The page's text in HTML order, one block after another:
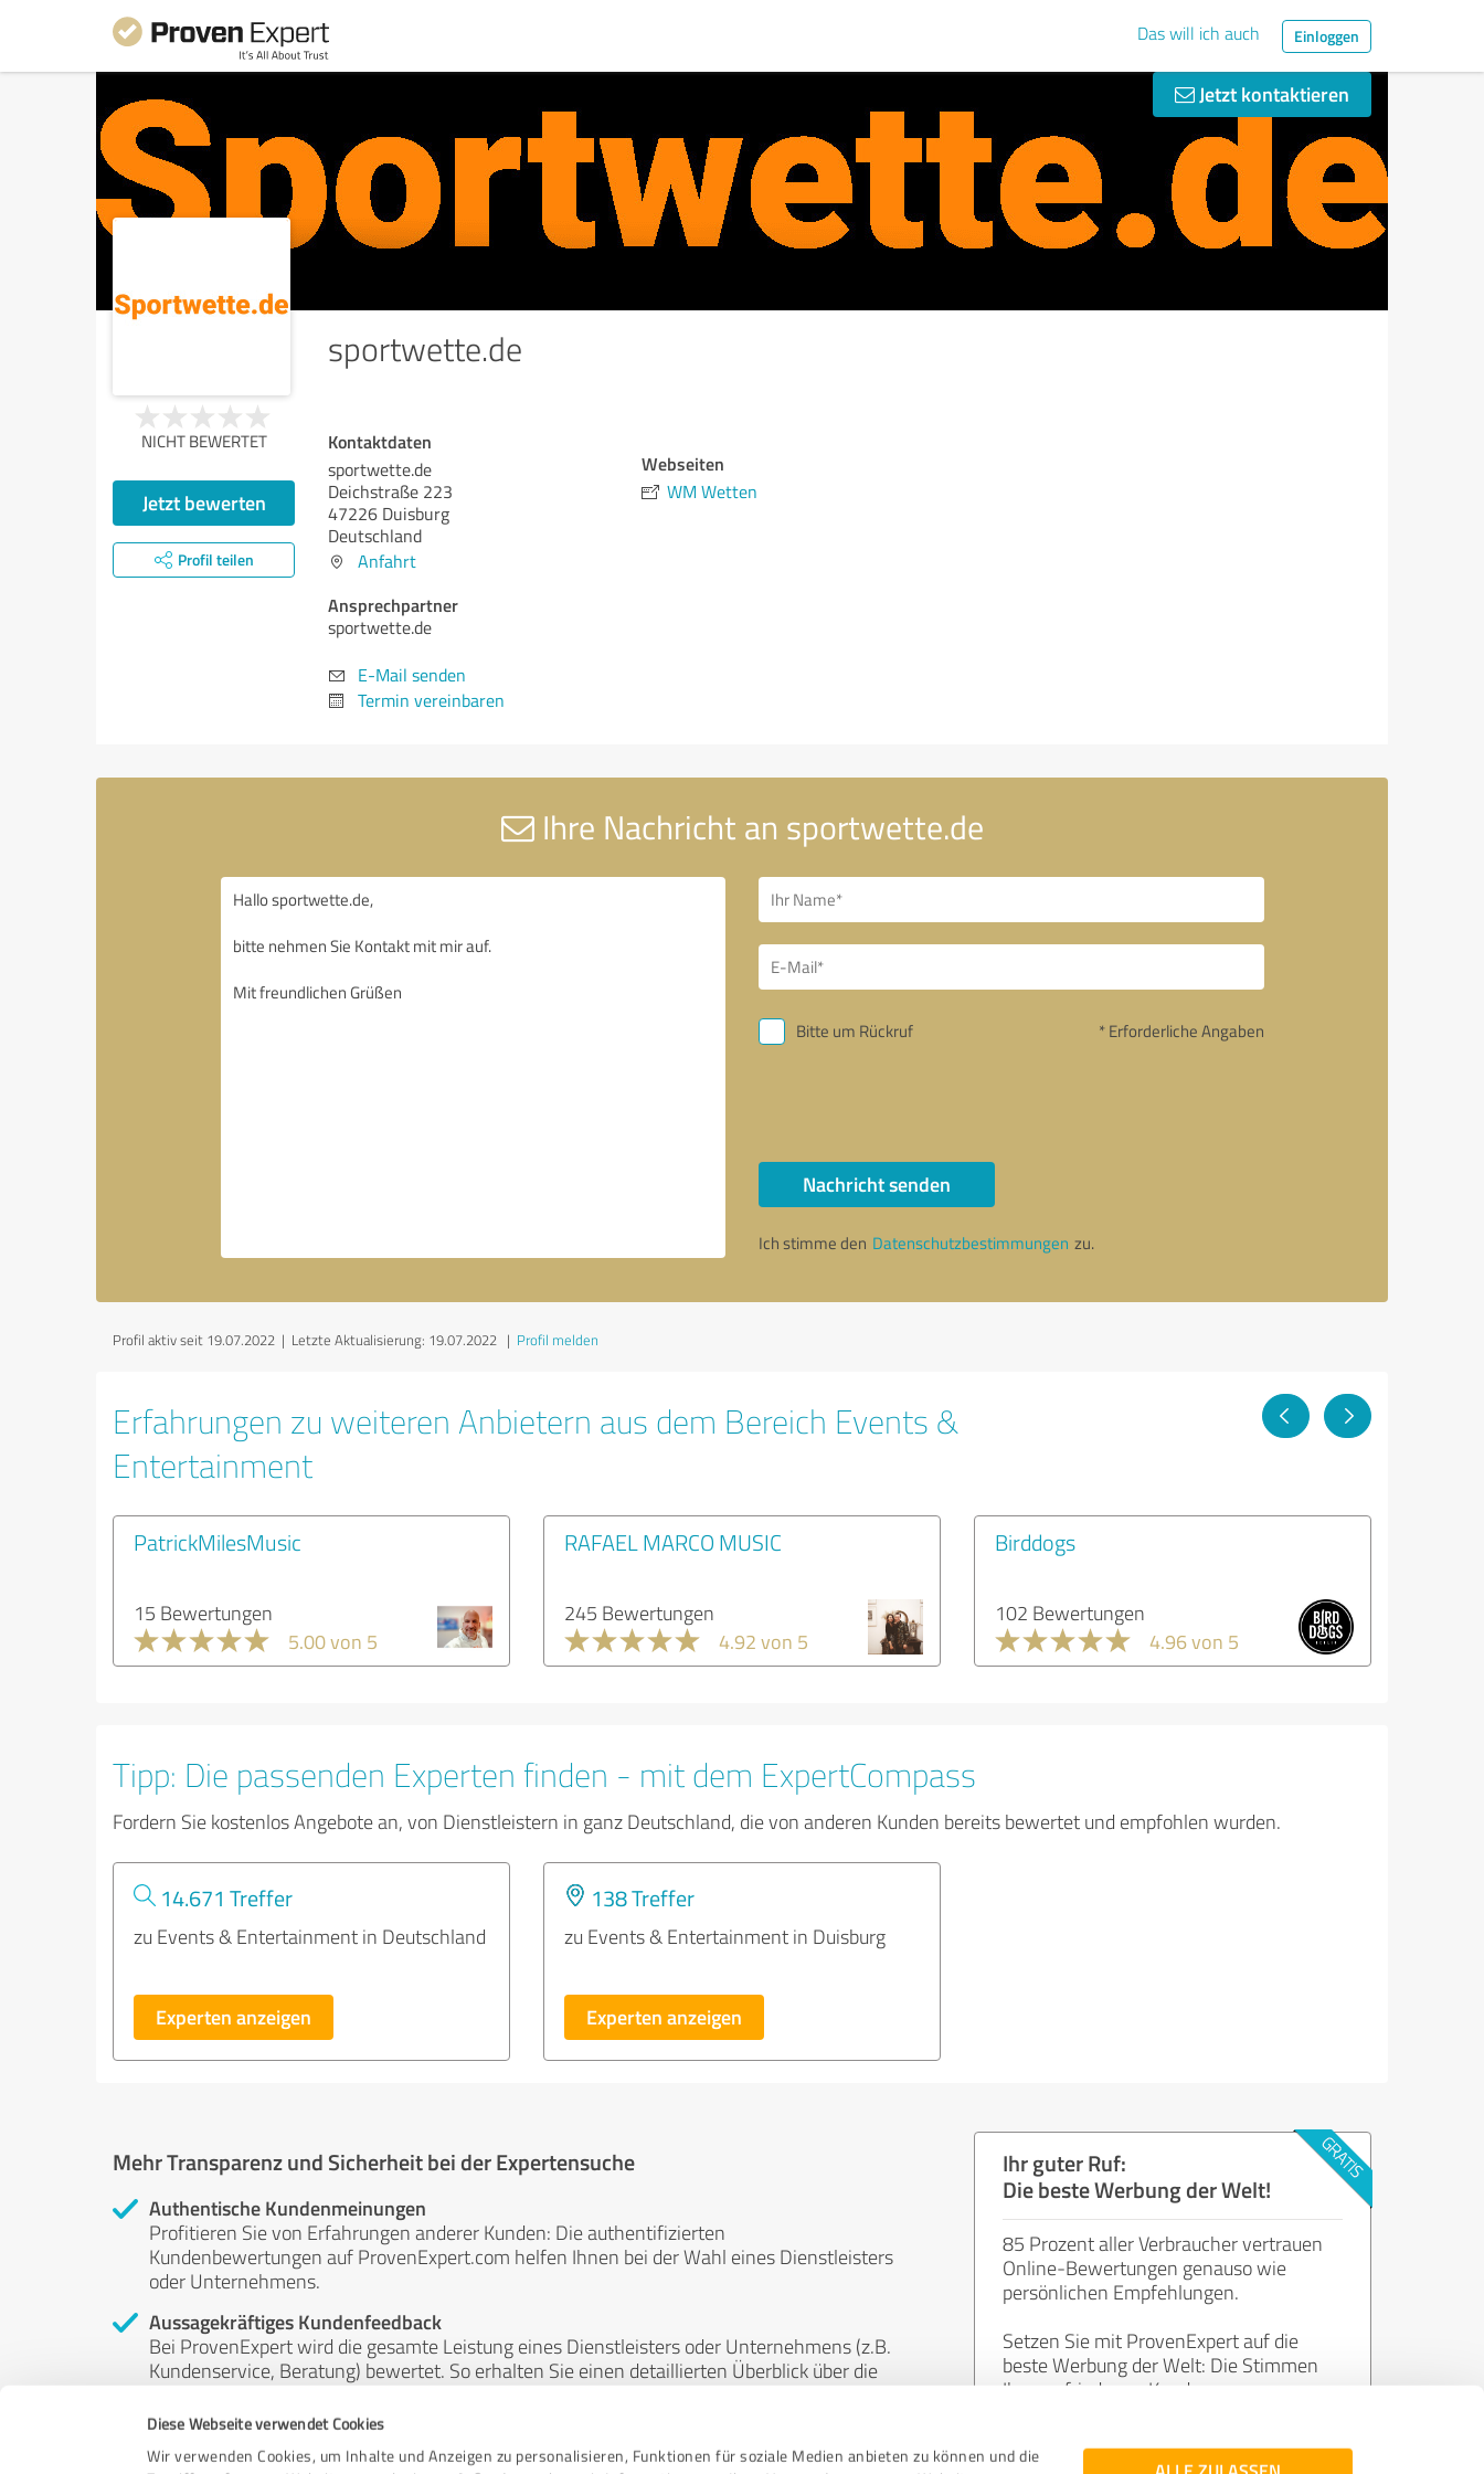
Diese Webseite verwendet Cookies
Wir verwenden Cookies, um Inhalte und Anzeigen zu personalisieren, Funktionen für soziale Medien anbieten zu können und die
Das will ich auch Einloggen
Jetzt kontaktieren
sportwette.de
NICHT BEWERTET
Jetzt bewerten
Profil teilen
Kontaktdaten
sportwette.de
Deichstraße 223
47226 Duisburg
Deutschland
Anfahrt
Ansprechpartner
sportwette.de
E-Mail senden
Termin vereinbaren
Webseiten
WM Wetten
Ihre Nachricht an sportwette.de
Bitte um Rückruf * Erforderliche Angaben
Nachricht senden
Ich stimme den Datenschutzbestimmungen zu.
Profil aktiv seit 19.07.2022 | Letzte Aktualisierung: 19.07.2022 | Profil melden
Erfahrungen zu weiteren Anbietern aus dem Bereich Events &
Entertainment
PatrickMilesMusic
15 Bewertungen
5.00 von 5
RAFAEL MARCO MUSIC
245 Bewertungen
4.92 von 5
Birddogs
102 Bewertungen
4.96 von 5
Tipp: Die passenden Experten finden - mit dem ExpertCompass
Fordern Sie kostenlos Angebote an, von Dienstleistern in ganz Deutschland, die von anderen Kunden bereits bewertet und empfohlen wurden.
14.671 Treffer
zu Events & Entertainment in Deutschland
Experten anzeigen
138 Treffer
zu Events & Entertainment in Duisburg
Experten anzeigen
Mehr Transparenz und Sicherheit bei der Expertensuche
Authentische Kundenmeinungen
Profitieren Sie von Erfahrungen anderer Kunden: Die authentifizierten
Kundenbewertungen auf ProvenExpert.com helfen Ihnen bei der Wahl eines Dienstleisters
oder Unternehmens.
Aussagekräftiges Kundenfeedback
Bei ProvenExpert wird die gesamte Leistung eines Dienstleisters oder Unternehmens (z.B.
Kundenservice, Beratung) bewertet. So erhalten Sie einen detaillierten Überblick über die
Unabhängige Bewertungen
ProvenExpert ist grundsätzlich kostenlos, unabhängig und neutral. Bewertungen von
Ihr guter Ruf:
Die beste Werbung der Welt!
85 Prozent aller Verbraucher vertrauen
Online-Bewertungen genauso wie
persönlichen Empfehlungen.
Setzen Sie mit ProvenExpert auf die
beste Werbung der Welt: Die Stimmen
Ihrer zufriedenen Kunden.
Jetzt kostenlos starten